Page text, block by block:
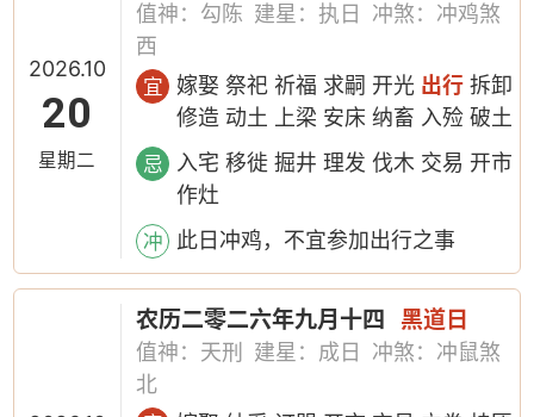
2026.10
20
星期二
值神：勾陈 建星：执日
冲煞：冲鸡煞
西
宜 嫁娶 祭祀 祈福 求嗣 开光 出行 拆卸
修造 动土 上梁 安床 纳畜 入殓 破土
忌
入宅 移徙 掘井 理发 伐木 交易 开市
作灶
冲 此日冲鸡，不宜参加出行之事
农历二零二六年九月十四 黑道日
值神：天刑 建星：成日
冲煞：冲鼠煞
北